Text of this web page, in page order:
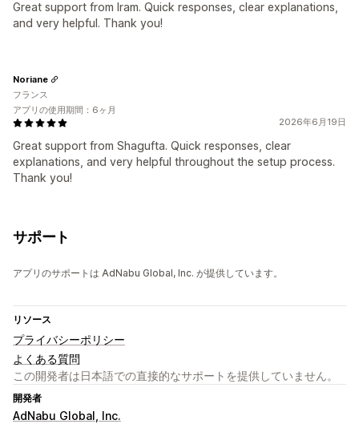
Great support from Iram. Quick responses, clear explanations,
and very helpful. Thank you!
2026年6月19日
Great support from Shagufta. Quick responses, clear
explanations, and very helpful throughout the setup process.
Thank you!
Noriane
フランス
アプリの使用期間：6ヶ月
サポート
アプリのサポートは AdNabu Global, Inc. が提供しています。
リソース
プライバシーポリシー
よくある質問
この開発者は日本語での直接的なサポートを提供していません。
開発者
AdNabu Global, Inc.